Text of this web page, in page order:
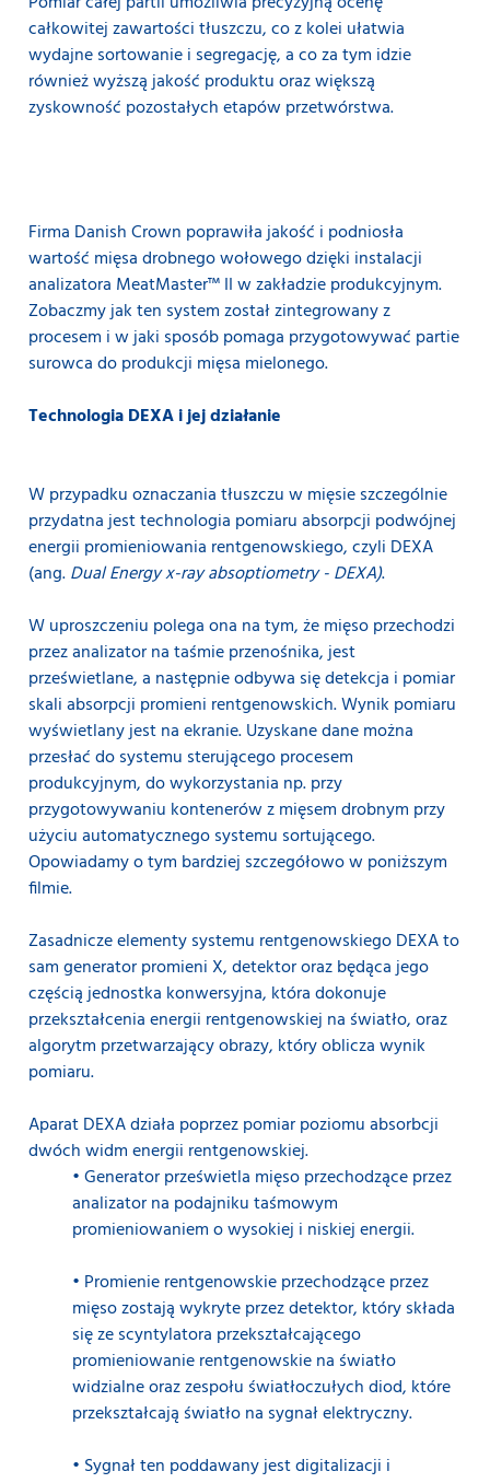
całkowitej zawartości tłuszczu, co z kolei ułatwia
wydajne sortowanie i segregację, a co za tym idzie
również wyższą jakość produktu oraz większą
zyskowność pozostałych etapów przetwórstwa.
Firma Danish Crown poprawiła jakość i podniosła
wartość mięsa drobnego wołowego dzięki instalacji
analizatora MeatMaster™ II w zakładzie produkcyjnym.
Zobaczmy jak ten system został zintegrowany z
procesem i w jaki sposób pomaga przygotowywać partie
surowca do produkcji mięsa mielonego.
Technologia DEXA i jej działanie
W przypadku oznaczania tłuszczu w mięsie szczególnie
przydatna jest technologia pomiaru absorpcji podwójnej
energii promieniowania rentgenowskiego, czyli DEXA
(ang.Dual Energy x-ray absoptiometry - DEXA).
W uproszczeniu polega ona na tym, że mięso przechodzi
przez analizator na taśmie przenośnika, jest
prześwietlane, a następnie odbywa się detekcja i pomiar
skali absorpcji promieni rentgenowskich. Wynik pomiaru
wyświetlany jest na ekranie. Uzyskane dane można
przesłać do systemu sterującego procesem
produkcyjnym, do wykorzystania np. przy
przygotowywaniu kontenerów z mięsem drobnym przy
użyciu automatycznego systemu sortującego.
Opowiadamy o tym bardziej szczegółowo w poniższym
filmie.
Zasadnicze elementy systemu rentgenowskiego DEXA to
sam generator promieni X, detektor oraz będąca jego
częścią jednostka konwersyjna, która dokonuje
przekształcenia energii rentgenowskiej na światło, oraz
algorytm przetwarzający obrazy, który oblicza wynik
pomiaru.
Aparat DEXA działa poprzez pomiar poziomu absorbcji
dwóch widm energii rentgenowskiej.
• Generator prześwietla mięso przechodzące przez
analizator na podajniku taśmowym
promieniowaniem o wysokiej i niskiej energii.
• Promienie rentgenowskie przechodzące przez
mięso zostają wykryte przez detektor, który składa
się ze scyntylatora przekształcającego
promieniowanie rentgenowskie na światło
widzialne oraz zespołu światłoczułych diod, które
przekształcają światło na sygnał elektryczny.
• Sygnał ten poddawany jest digitalizacji i